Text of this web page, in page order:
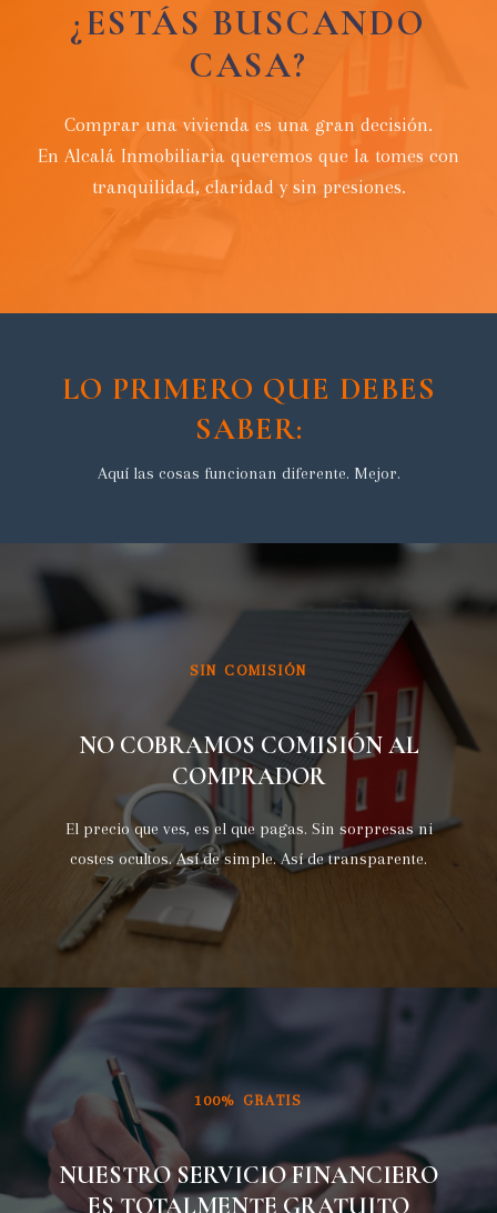
¿ESTÁS BUSCANDO
CASA?
Comprar una vivienda es una gran decisión.
En Alcalá Inmobiliaria queremos que la tomes con
tranquilidad, claridad y sin presiones.
LO PRIMERO QUE DEBES
SABER:
Aquí las cosas funcionan diferente. Mejor.
SIN COMISIÓN
NO COBRAMOS COMISIÓN AL
COMPRADOR
El precio que ves, es el que pagas. Sin sorpresas ni
costes ocultos. Así de simple. Así de transparente.
100% GRATIS
NUESTRO SERVICIO FINANCIERO
ES TOTALMENTE GRATUITO